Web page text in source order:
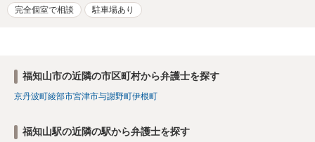
完全個室で相談 駐車場あり
福知山市の近隣の市区町村から弁護士を探す
京丹波町綾部市宮津市与謝野町伊根町
福知山駅の近隣の駅から弁護士を探す